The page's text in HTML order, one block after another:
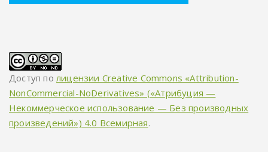
Доступ полицензии Creative Commons «Attribution-
NonCommercial-NoDerivatives» («Атрибуция —
Некоммерческое использование — Без производных
произведений») 4.0 Всемирная.